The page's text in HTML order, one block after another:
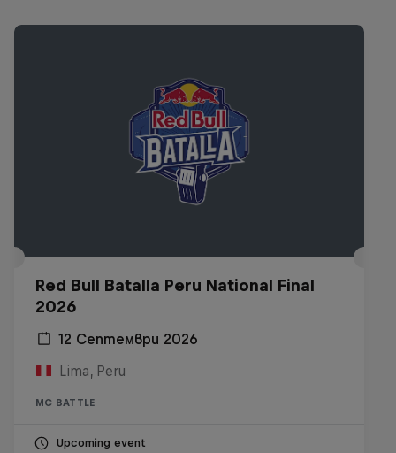
Red Bull Batalla Peru National Final
2026
12 Септември 2026
Lima, Peru
MC BATTLE
Upcoming event